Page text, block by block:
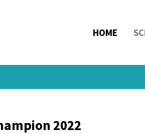
HOME
2022